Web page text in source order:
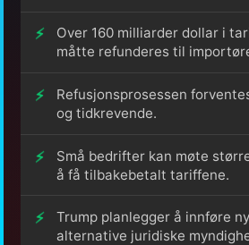
Over 160 milliarder dollar i
måtte refunderes til
Refusjonsprosessen
og tidkrevende.
Små bedrifter kan møte
å få tilbakebetalt tariffene.
Trump planlegger å innføre
alternative juridiske